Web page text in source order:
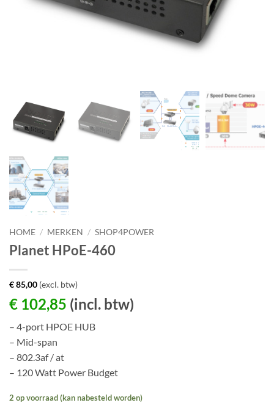
HOME / MERKEN / SHOP4POWER
Planet HPoE-460
€85,00 (excl. btw)
€ 102,85 (incl. btw)
– 4-port HPOE HUB
– Mid-span
– 802.3af / at
– 120 Watt Power Budget
2 op voorraad (kan nabesteld worden)